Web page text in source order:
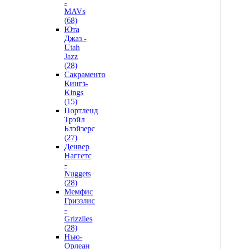
-
MAVs
(68)
Юта
Джаз -
Utah
Jazz
(28)
Сакраменто
Кингз-
Kings
(15)
Портленд
Трэйл
Блэйзерс
(27)
Денвер
Наггетс
-
Nuggets
(28)
Мемфис
Гриззлис
-
Grizzlies
(28)
Нью-
Орлеан